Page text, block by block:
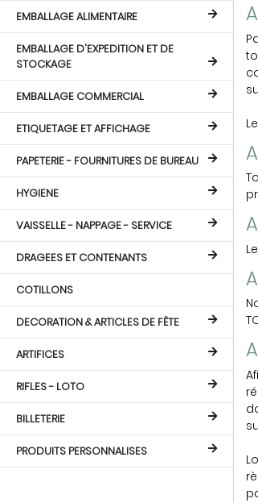
EMBALLAGE ALIMENTAIRE
EMBALLAGE D'EXPEDITION ET DE
STOCKAGE
EMBALLAGE COMMERCIAL
ETIQUETAGE ET AFFICHAGE
PAPETERIE - FOURNITURES DE BUREAU
HYGIENE
VAISSELLE - NAPPAGE - SERVICE
DRAGEES ET CONTENANTS
COTILLONS
DECORATION & ARTICLES DE FÊTE
ARTIFICES
RIFLES - LOTO
BILLETERIE
PRODUITS PERSONNALISES